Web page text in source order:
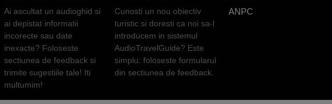
Ai ascultat un audioghid si
ai depistat informatii
incorecte sau date
inexacte? Foloseste
sectiunea de feedback si
trimite sugestiile tale! Iti
multumim!
Cunosti un nou obiectiv
turistic si doresti ca noi sa-l
introducem in sistemul
AudioTravelGuide? Este
simplu: foloseste formularul
din sectiunea de feedback.
ANPC